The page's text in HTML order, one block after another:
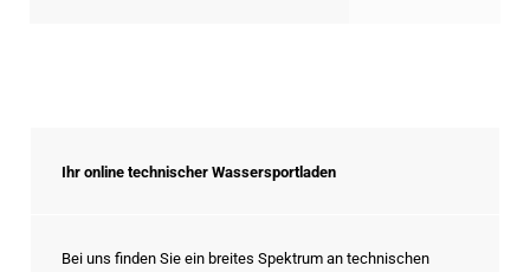
Ihr online technischer Wassersportladen
Bei uns finden Sie ein breites Spektrum an technischen